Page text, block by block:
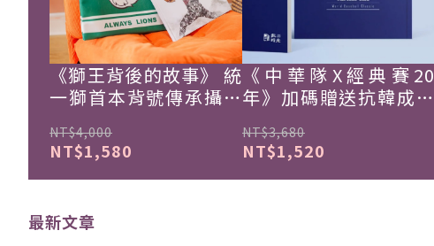
《獅王背後的故事》 統
一獅首本背號傳承攝影
NT$4,000
NT$1,580
《中華隊X經典賽20
年》加碼贈送抗韓成功
NT$3,680
NT$1,520
最新文章